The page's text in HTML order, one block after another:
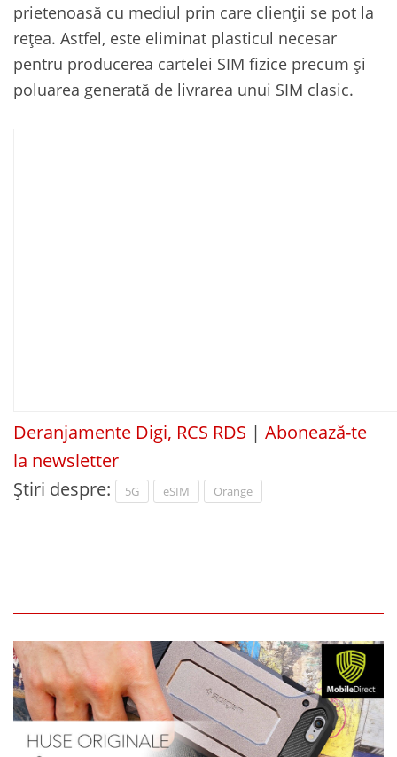
prietenoasă cu mediul prin care clienții se pot la
rețea. Astfel, este eliminat plasticul necesar
pentru producerea cartelei SIM fizice precum și
poluarea generată de livrarea unui SIM clasic.
Deranjamente Digi, RCS RDS | Abonează-te
la newsletter
Știri despre:
5G eSIM Orange